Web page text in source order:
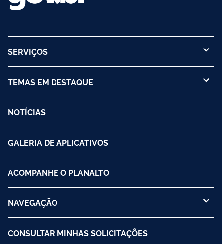
SERVIÇOS
TEMAS EM DESTAQUE
NOTÍCIAS
GALERIA DE APLICATIVOS
ACOMPANHE O PLANALTO
NAVEGAÇÃO
CONSULTAR MINHAS SOLICITAÇÕES